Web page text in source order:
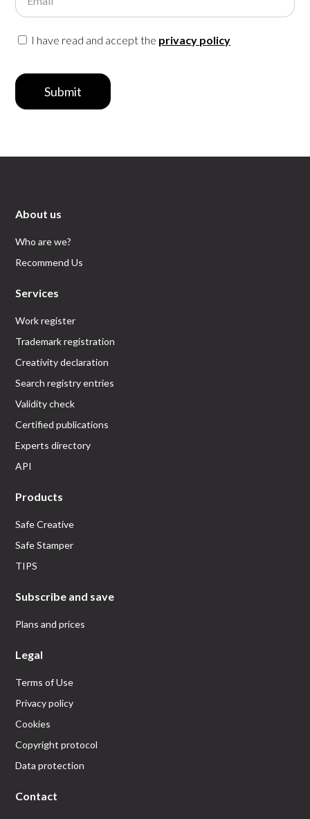
I have read and accept the privacy policy
Submit
About us
Who are we?
Recommend Us
Services
Work register
Trademark registration
Creativity declaration
Search registry entries
Validity check
Certified publications
Experts directory
API
Products
Safe Creative
Safe Stamper
TIPS
Subscribe and save
Plans and prices
Legal
Terms of Use
Privacy policy
Cookies
Copyright protocol
Data protection
Contact